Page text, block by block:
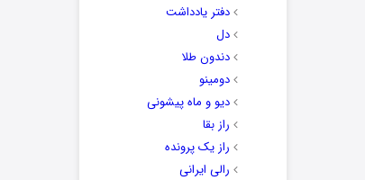
دفتر یادداشت
دل
دندون طلا
دومینو
دیو و ماه پیشونی
راز بقا
راز یک پرونده
رالی ایرانی